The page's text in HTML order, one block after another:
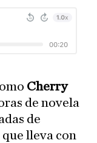
Cherry
de novela
de
lleva con